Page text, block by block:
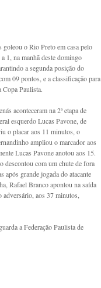
goleou o Rio Preto em casa pelo
1, na manhã deste domingo
a segunda posição do
09 pontos, e a classificação para
Copa Paulista.
aconteceram na 2ª etapa de
esquerdo Lucas Pavone, de
o placar aos 11 minutos, o
ampliou o marcador aos
Lucas Pavone anotou aos 15.
descontou com um chute de fora
após grande jogada do atacante
Rafael Branco apontou na saída
adversário, aos 37 minutos,
a Federação Paulista de